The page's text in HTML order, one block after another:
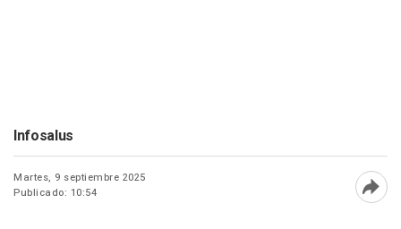
Infosalus
Martes, 9 septiembre 2025
Publicado: 10:54